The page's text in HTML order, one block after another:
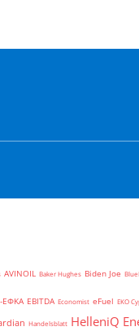
AVINOIL Baker Hughes Biden Joe
ΕΦΚΑ EBITDA Economist eFuel EKO
Handelsblatt HelleniQ